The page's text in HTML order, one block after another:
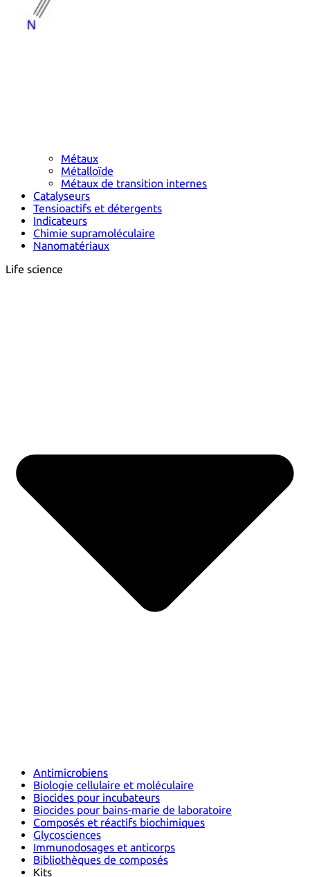
Métaux
Métalloïde
Métaux de transition internes
Catalyseurs
Tensioactifs et détergents
Indicateurs
Chimie supramoléculaire
Nanomatériaux
Life science
Antimicrobiens
Biologie cellulaire et moléculaire
Biocides pour incubateurs
Biocides pour bains-marie de laboratoire
Composés et réactifs biochimiques
Glycosciences
Immunodosages et anticorps
Bibliothèques de composés
Kits